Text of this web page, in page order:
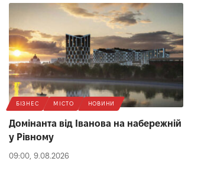
БІЗНЕС МІСТО НОВИНИ
Домінанта від Іванова на набережній
у Рівному
09:00, 9.08.2026